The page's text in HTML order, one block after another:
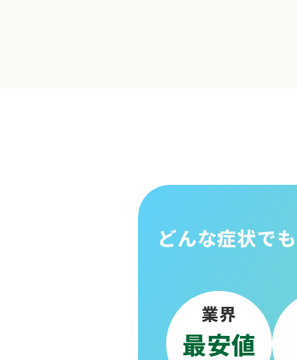
どんな症状でも
業界
最安値